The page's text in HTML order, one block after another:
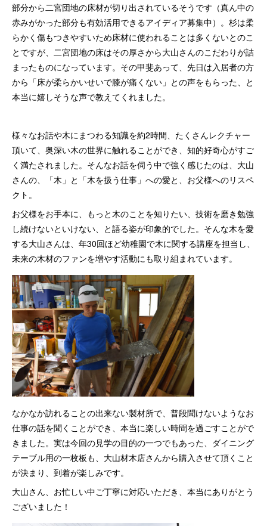
部分から二宮団地の床材が切り出されているそうです（真ん中の
赤みがかった部分も有効活用できるアイディア募集中）。杉は柔
らかく傷もつきやすいため床材に使われることは多くないとのこ
とですが、二宮団地の床はその厚さから大山さんのこだわりが詰
まったものになっています。その甲斐あって、先日は入居者の方
から「床が柔らかいせいで膝が痛くない」との声をもらった、と
本当に嬉しそうな声で教えてくれました。
様々なお話や木にまつわる知識を約2時間、たくさんレクチャー
頂いて、奥深い木の世界に触れることができ、知的好奇心がすご
く満たされました。そんなお話を伺う中で強く感じたのは、大山
さんの、「木」と「木を扱う仕事」への愛と、お父様へのリスペ
クト。
お父様をお手本に、もっと木のことを知りたい、技術を磨き勉強
し続けないといけない、と語る姿が印象的でした。そんな木を愛
する大山さんは、年30回ほど幼稚園で木に関する講座を担当し、
未来の木材のファンを増やす活動にも取り組まれています。
なかなか訪れることの出来ない製材所で、普段聞けないようなお
仕事の話を聞くことができ、本当に楽しい時間を過ごすことがで
きました。実は今回の見学の目的の一つでもあった、ダイニング
テーブル用の一枚板も、大山材木店さんから購入させて頂くこと
が決まり、到着が楽しみです。
大山さん、お忙しい中ご丁寧に対応いただき、本当にありがとう
ございました！